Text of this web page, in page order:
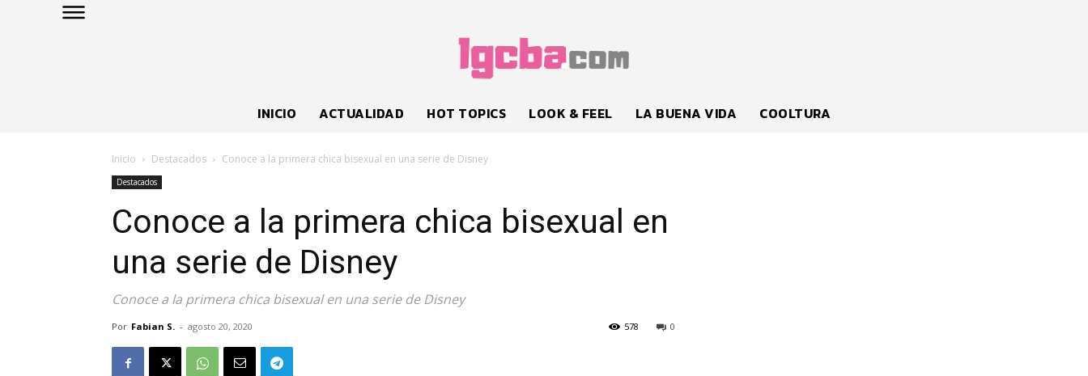
INICIO ACTUALIDAD HOT TOPICS LOOK & FEEL LA BUENA VIDA COOLTURA
Inicio Destacados Conoce a la primera chica bisexual en una serie de Disney
Destacados
Conoce a la primera chica bisexual en
una serie de Disney
Conoce a la primera chica bisexual en una serie de Disney
Por Fabian S. - agosto 20, 2020 0
578